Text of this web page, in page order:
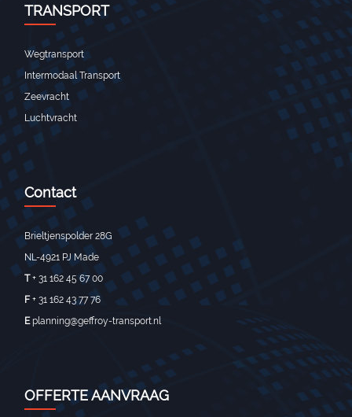
TRANSPORT
Wegtransport
Intermodaal Transport
Zeevracht
Luchtvracht
Contact
Brieltjenspolder 28G
NL-4921 PJ Made
T + 31 162 45 67 00
F+ 31 162 43 77 76
E planning@geffroy-transport.nl
OFFERTE AANVRAAG